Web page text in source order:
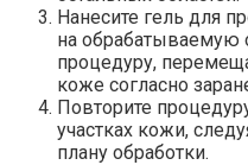
Нанесите гель для
на обрабатываемую
процедуру,
коже согласно
Повторите
участках кожи,
плану обработки.